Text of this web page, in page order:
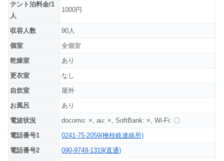
テント泊料金/1
人
1000円
収容人数
90人
個室
全個室
乾燥室
あり
更衣室
なし
自炊室
屋外
お風呂
あり
電波状況
docomo: ×, au: ×, SoftBank: ×, Wi-Fi: 〇
電話番号1
0241-75-2059(檜枝岐連絡所)
電話番号2
090-9749-1319(直通)